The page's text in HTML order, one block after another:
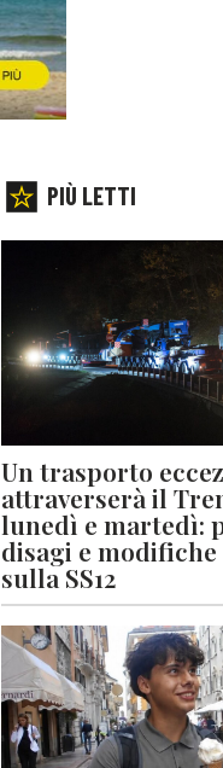
PIÙ LETTI
Un trasporto
attraverserà il
lunedì e martedì:
disagi e
sulla SS12